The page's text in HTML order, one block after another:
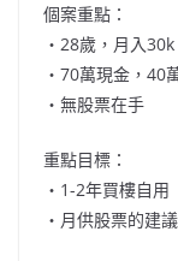
個案重點：
‧28歲，月入30k
‧70萬現金，40
‧無股票在手
重點目標：
‧1-2年買樓自用
‧月供股票的建議